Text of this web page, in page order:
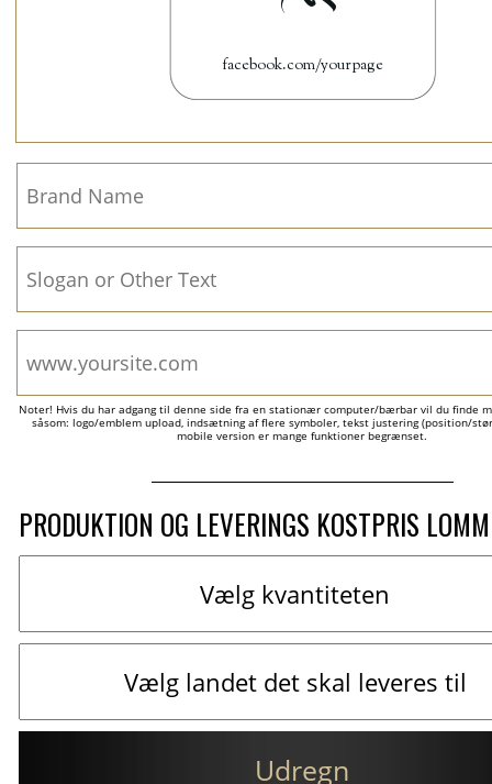
Noter! Hvis du har adgang til denne side fra en stationær computer/bærbar vil du finde
såsom: logo/emblem upload, indsætning af flere symboler, tekst justering (position/
mobile version er mange funktioner begrænset.
PRODUKTION OG LEVERINGS KOSTPRIS
Udregn